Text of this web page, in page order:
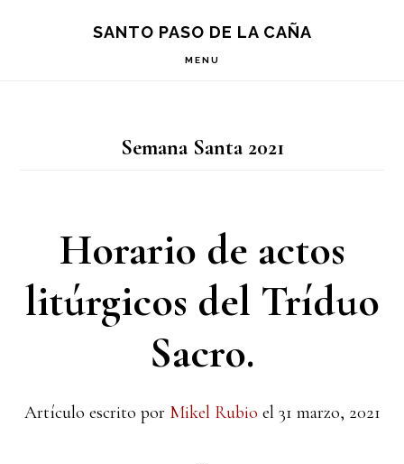
SANTO PASO DE LA CAÑA
MENU
Semana Santa 2021
Horario de actos
litúrgicos del Tríduo
Sacro.
Artículo escrito por Mikel Rubio el 31 marzo, 2021